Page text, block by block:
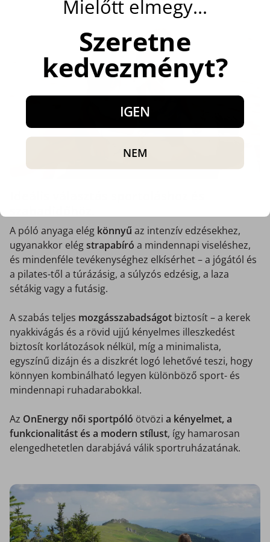
A póló anyaga elég könnyű az intenzív edzésekhez,
ugyanakkor elégstrapabíró a mindennapi viseléshez,
és mindenféle tevékenységhez elkísérhet – a jógától és
a pilates-től a túrázásig, a súlyzós edzésig, a laza
sétákig vagy a futásig.
A szabás teljes mozgásszabadságot biztosít – a kerek
nyakkivágás és a rövid ujjú kényelmes illeszkedést
biztosít korlátozások nélkül, míg a minimalista,
egyszínű dizájn és a diszkrét logó lehetővé teszi, hogy
könnyen kombinálható legyen különböző sport- és
mindennapi ruhadarabokkal.
Az OnEnergy női sportpóló ötvözi a kényelmet, a
funkcionalitást és a modern stílust, így hamarosan
elengedhetetlen darabjává válik sportruházatának.
Mielőtt elmegy…
Szeretne
kedvezményt?
IGEN
NEM